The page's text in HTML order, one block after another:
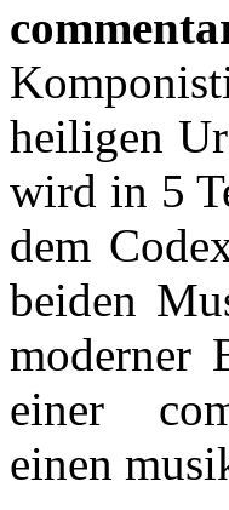
heiligen
wird in 5
dem
beiden
moderner
einer
einen